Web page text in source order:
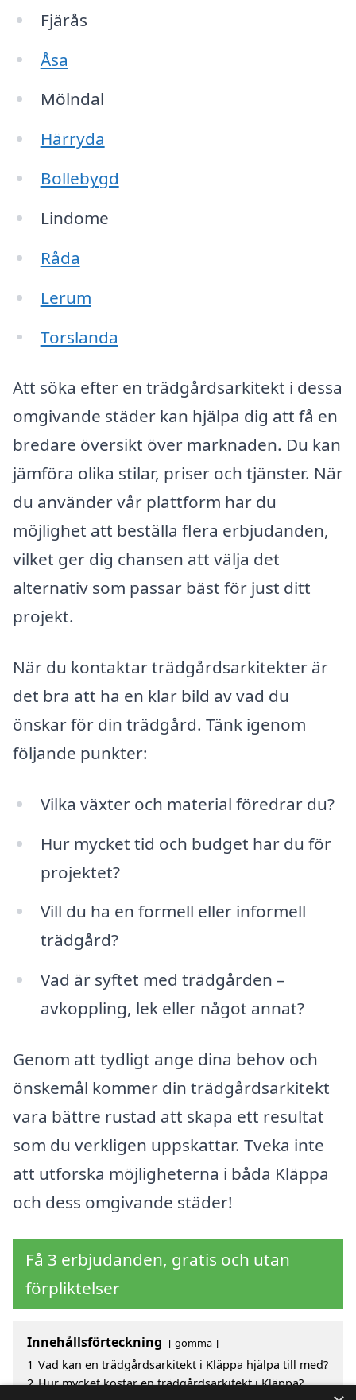
Fjärås
Åsa
Mölndal
Härryda
Bollebygd
Lindome
Råda
Lerum
Torslanda
Att söka efter en trädgårdsarkitekt i dessa
omgivande städer kan hjälpa dig att få en
bredare översikt över marknaden. Du kan
jämföra olika stilar, priser och tjänster. När
du använder vår plattform har du
möjlighet att beställa flera erbjudanden,
vilket ger dig chansen att välja det
alternativ som passar bäst för just ditt
projekt.
När du kontaktar trädgårdsarkitekter är
det bra att ha en klar bild av vad du
önskar för din trädgård. Tänk igenom
följande punkter:
Vilka växter och material föredrar du?
Hur mycket tid och budget har du för
projektet?
Vill du ha en formell eller informell
trädgård?
Vad är syftet med trädgården –
avkoppling, lek eller något annat?
Genom att tydligt ange dina behov och
önskemål kommer din trädgårdsarkitekt
vara bättre rustad att skapa ett resultat
som du verkligen uppskattar. Tveka inte
att utforska möjligheterna i båda Kläppa
och dess omgivande städer!
Få 3 erbjudanden, gratis och utan
förpliktelser
Innehållsförteckning gömma
1 Vad kan en trädgårdsarkitekt i Kläppa hjälpa till med?
2 Hur mycket kostar en trädgårdsarkitekt i Kläppa?